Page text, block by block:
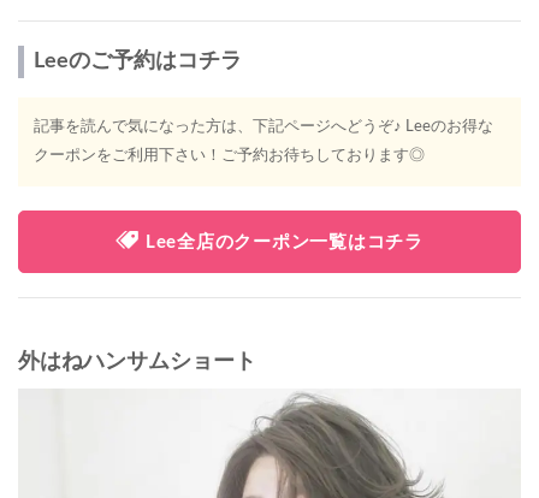
Leeのご予約はコチラ
記事を読んで気になった方は、下記ページへどうぞ♪ Leeのお得な
クーポンをご利用下さい！ご予約お待ちしております◎
Lee全店のクーポン一覧はコチラ
外はねハンサムショート